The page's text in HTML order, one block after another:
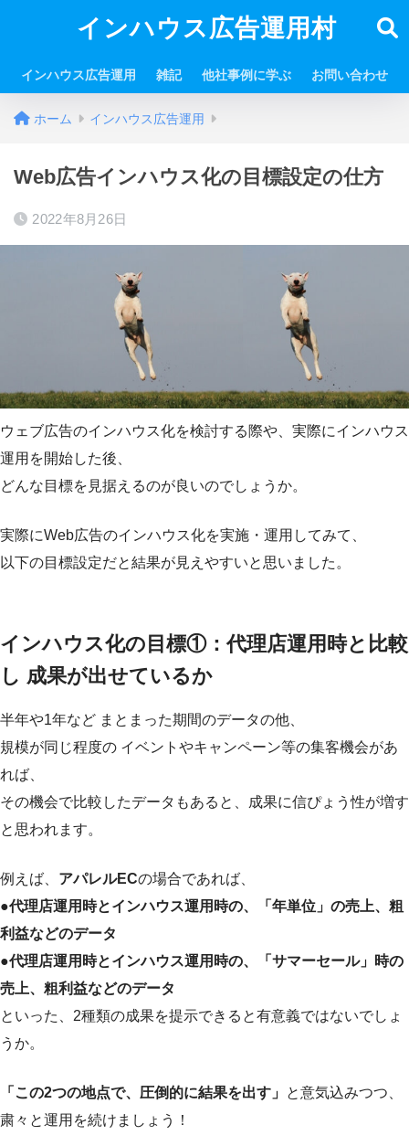
インハウス広告運用村
インハウス広告運用 雑記 他社事例に学ぶ お問い合わせ
ホーム インハウス広告運用
Web広告インハウス化の目標設定の仕方
2022年8月26日
ウェブ広告のインハウス化を検討する際や、実際にインハウス
運用を開始した後、
どんな目標を見据えるのが良いのでしょうか。
実際にWeb広告のインハウス化を実施・運用してみて、
以下の目標設定だと結果が見えやすいと思いました。
インハウス化の目標①：代理店運用時と比較
し 成果が出せているか
半年や1年など まとまった期間のデータの他、
規模が同じ程度の イベントやキャンペーン等の集客機会があ
れば、
その機会で比較したデータもあると、成果に信ぴょう性が増す
と思われます。
例えば、 アパレルECの場合であれば、
●代理店運用時とインハウス運用時の、「年単位」の売上、粗
利益などのデータ
●代理店運用時とインハウス運用時の、「サマーセール」時の
売上、粗利益などのデータ
といった、2種類の成果を提示できると有意義ではないでしょ
うか。
「この2つの地点で、圧倒的に結果を出す」 と意気込みつつ、
粛々と運用を続けましょう！